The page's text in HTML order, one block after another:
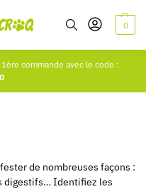
0
commande avec le code :
de nombreuses façons :
digestifs… Identifiez les